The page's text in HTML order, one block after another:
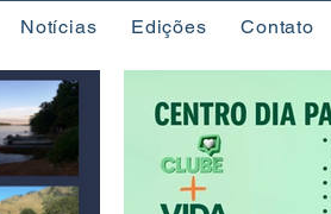
Notícias Edições Contato